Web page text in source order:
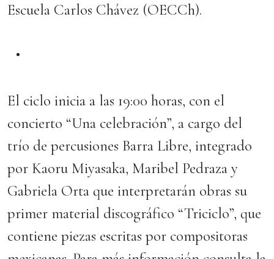
Escuela Carlos Chávez (OECCh).
El ciclo inicia a las 19:00 horas, con el
concierto “Una celebración”, a cargo del
trío de percusiones Barra Libre, integrado
por Kaoru Miyasaka, Maribel Pedraza y
Gabriela Orta que interpretarán obras su
primer material discográfico “Triciclo”, que
contiene piezas escritas por compositoras